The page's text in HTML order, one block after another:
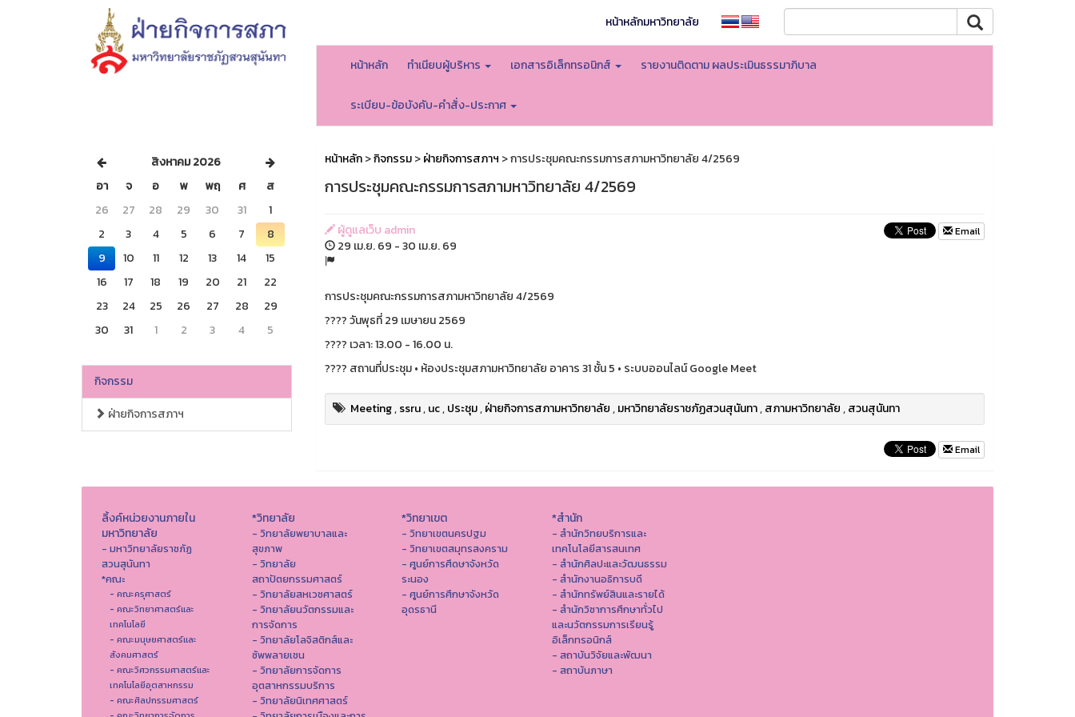
หน้าหลักมหาวิทยาลัย
หน้าหลัก ทำเนียบผู้บริหาร เอกสารอิเล็กทรอนิกส์ รายงานติดตาม ผลประเมินธรรมาภิบาล
ระเบียบ-ข้อบังคับ-คำสั่ง-ประกาศ
สิงหาคม 2026
อา
จ อ พ พฤ ศ
ส
26
27 28 29 30 31
1
2
3 4 5 6 7
8
9
10 11 12 13 14
15
16
17 18 19 20 21
22
23
24 25 26 27 28
29
30
31 1 2 3 4 5
กิจกรรม
ฝ่ายกิจการสภาฯ
หน้าหลัก>กิจกรรม>ฝ่ายกิจการสภาฯ > การประชุมคณะกรรมการสภามหาวิทยาลัย 4/2569
การประชุมคณะกรรมการสภามหาวิทยาลัย 4/2569
ผู้ดูแลเว็บ admin
29 เม.ย. 69 - 30 เม.ย. 69
Email
การประชุมคณะกรรมการสภามหาวิทยาลัย 4/2569
????️ วันพุธที่ 29 เมษายน 2569
???? เวลา: 13.00 - 16.00 น.
???? สถานที่ประชุม • ห้องประชุมสภามหาวิทยาลัย อาคาร 31 ชั้น 5 • ระบบออนไลน์ Google Meet
Meeting,ssru,uc,ประชุม,ฝ่ายกิจการสภามหาวิทยาลัย,มหาวิทยาลัยราชภัฏสวนสุนันทา,สภามหาวิทยาลัย,สวนสุนันทา
Email
ลิ้งค์หน่วยงานภายใน
มหาวิทยาลัย
- มหาวิทยาลัยราชภัฏ
สวนสุนันทา
*คณะ
- คณะครุศาสตร์
- คณะวิทยาศาสตร์และ
เทคโนโลยี
- คณะมนุษยศาสตร์และ
สังคมศาสตร์
- คณะวิศวกรรมศาสตร์และ
เทคโนโลยีอุตสาหกรรม
- คณะศิลปกรรมศาสตร์
*วิทยาลัย
- วิทยาลัยพยาบาลและ
สุขภาพ
- วิทยาลัย
สถาปัตยกรรมศาสตร์
- วิทยาลัยสหเวชศาสตร์
- วิทยาลัยนวัตกรรมและ
การจัดการ
- วิทยาลัยโลจิสติกส์และ
ซัพพลายเชน
- วิทยาลัยการจัดการ
อุตสาหกรรมบริการ
- วิทยาลัยนิเทศศาสตร์
*วิทยาเขต
- วิทยาเขตนครปฐม
- วิทยาเขตสมุทรสงคราม
- ศูนย์การศึดษาจังหวัด
ระนอง
- ศูนย์การศึกษาจังหวัด
อุดรธานี
*สำนัก
- สำนักวิทยบริการและ
เทคโนโลยีสารสนเทศ
- สํานักศิลปะและวัฒนธรรม
- สำนักงานอธิการบดี
- สำนักทรัพย์สินและรายได้
- สำนักวิชาการศึกษาทั่วไป
และนวัตกรรมการเรียนรู้
อิเล็กทรอนิกส์
- สถาบันวิจัยและพัฒนา
- สถาบันภาษา